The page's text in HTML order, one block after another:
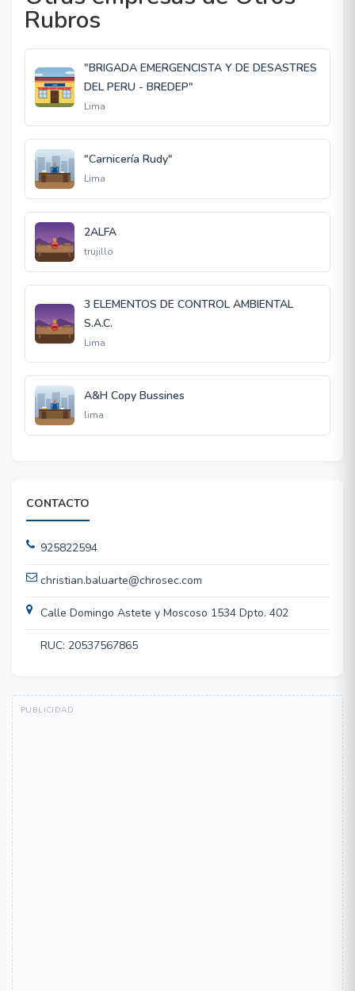
Rubros
"BRIGADA EMERGENCISTA Y DE DESASTRES
DEL PERU - BREDEP"
Lima
"Carnicería Rudy"
Lima
2ALFA
trujillo
3 ELEMENTOS DE CONTROL AMBIENTAL
S.A.C.
Lima
A&H Copy Bussines
lima
CONTACTO
925822594
christian.baluarte@chrosec.com
Calle Domingo Astete y Moscoso 1534 Dpto. 402
RUC: 20537567865